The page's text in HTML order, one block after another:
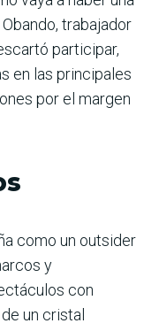
trabajador
participar,
en las principales
por el margen
como un outsider
y
con
un cristal